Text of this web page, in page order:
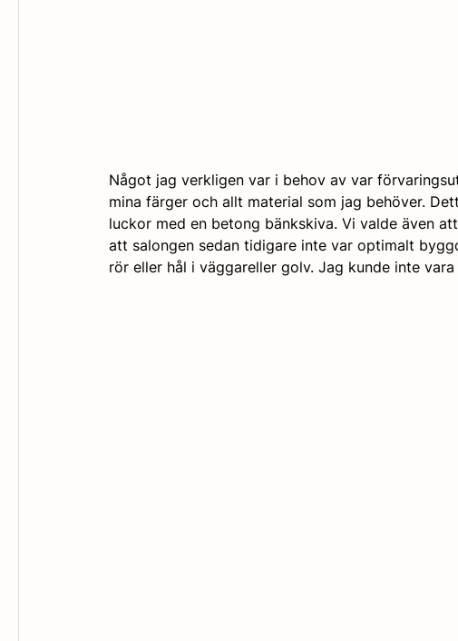
Något jag verkligen var i behov av var
mina färger och allt material som jag behöver.
luckor med en betong bänkskiva. Vi valde även
att salongen sedan tidigare inte var optimalt
rör eller hål i väggareller golv. Jag kunde inte